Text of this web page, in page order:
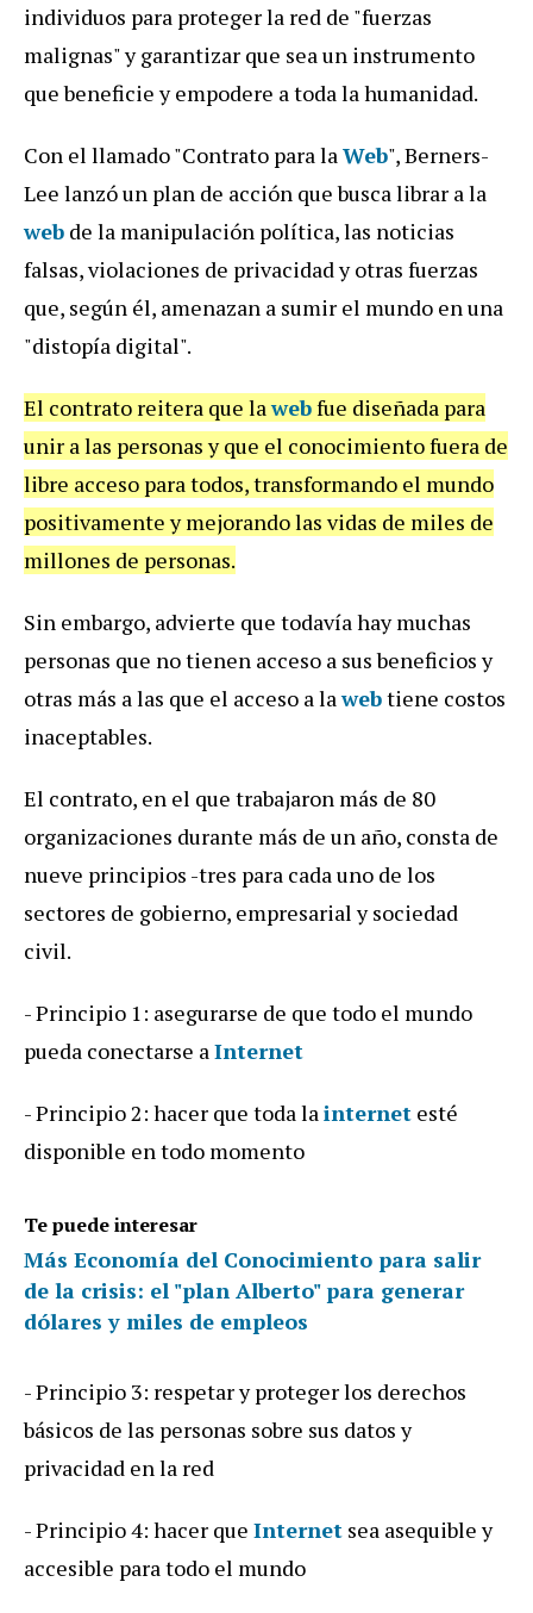
individuos para proteger la red de "fuerzas
malignas" y garantizar que sea un instrumento
que beneficie y empodere a toda la humanidad.
Con el llamado "Contrato para laWeb", Berners-
Lee lanzó un plan de acción que busca librar a la
web de la manipulación política, las noticias
falsas, violaciones de privacidad y otras fuerzas
que, según él, amenazan a sumir el mundo en una
"distopía digital".
El contrato reitera que lawebfue diseñada para
unir a las personas y que el conocimiento fuera de
libre acceso para todos, transformando el mundo
positivamente y mejorando las vidas de miles de
millones de personas.
Sin embargo, advierte que todavía hay muchas
personas que no tienen acceso a sus beneficios y
otras más a las que el acceso a lawebtiene costos
inaceptables.
El contrato, en el que trabajaron más de 80
organizaciones durante más de un año, consta de
nueve principios -tres para cada uno de los
sectores de gobierno, empresarial y sociedad
civil.
- Principio 1: asegurarse de que todo el mundo
pueda conectarse aInternet
- Principio 2: hacer que toda lainternet esté
disponible en todo momento
Te puede interesar
Más Economía del Conocimiento para salir
de la crisis: el "plan Alberto" para generar
dólares y miles de empleos
- Principio 3: respetar y proteger los derechos
básicos de las personas sobre sus datos y
privacidad en la red
- Principio 4: hacer que Internet sea asequible y
accesible para todo el mundo